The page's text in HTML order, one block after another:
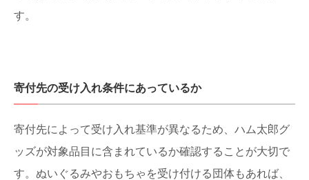
す。
寄付先の受け入れ条件にあっているか
寄付先によって受け入れ基準が異なるため、ハム太郎グ
ッズが対象品目に含まれているか確認することが大切で
す。ぬいぐるみやおもちゃを受け付ける団体もあれば、